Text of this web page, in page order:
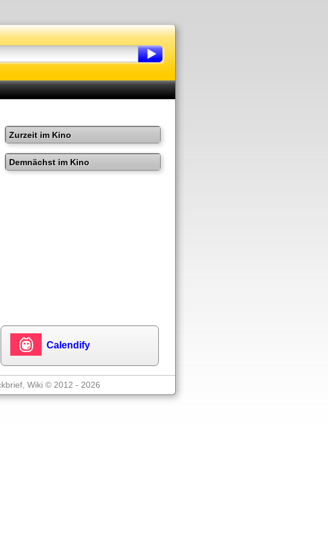
Zurzeit im Kino
Demnächst im Kino
Calendify
Wiki © 2012 - 2026